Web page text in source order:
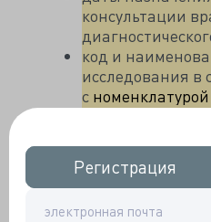
Регистрация
Регистрация
консультации
код и
исследования в
с номенклатурой
с МКБ-10;
код
дата